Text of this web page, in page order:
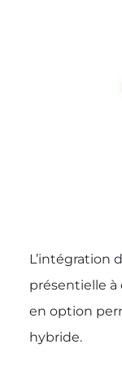
L’intégration
présentielle à
en option
hybride.